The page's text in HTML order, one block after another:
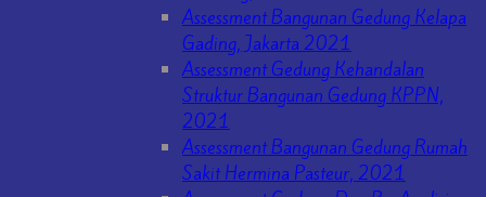
Assessment Bangunan Gedung Kelapa
Gading, Jakarta 2021
Assessment Gedung Kehandalan
Struktur Bangunan Gedung KPPN,
2021
Assessment Bangunan Gedung Rumah
Sakit Hermina Pasteur, 2021